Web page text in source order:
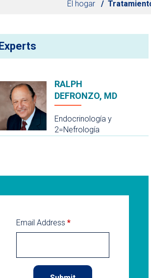
El hogar
Experts
RALPH
DEFRONZO, MD
Endocrinología y
2=Nefrología
Email Address *